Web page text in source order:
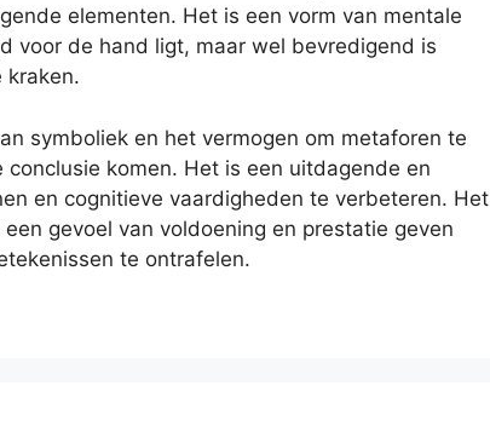
elementen. Het is een vorm van mentale
voor de hand ligt, maar wel bevredigend is
kraken.
symboliek en het vermogen om metaforen te
komen. Het is een uitdagende en
en cognitieve vaardigheden te verbeteren. Het
gevoel van voldoening en prestatie geven
te ontrafelen.